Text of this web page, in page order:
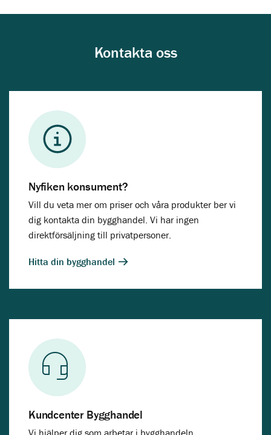
Kontakta oss
Nyfiken konsument?
Vill du veta mer om priser och våra produkter ber vi
dig kontakta din bygghandel. Vi har ingen
direktförsäljning till privatpersoner.
Hitta din bygghandel
Kundcenter Bygghandel
Vi hjälper dig som arbetar i bygghandeln.